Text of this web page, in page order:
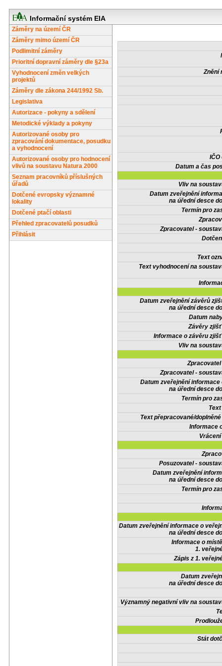
Informační systém EIA
Záměry na území ČR
Záměry mimo území ČR
Podlimitní záměry
Prioritní dopravní záměry dle §23a
Vyhodnocení změn velkých
projektů
Záměry dle zákona 244/1992 Sb.
Legislativa
Autorizace - pokyny a sdělení
Metodické výklady a pokyny
Autorizované osoby pro
zpracování dokumentace, posudku
a vyhodnocení
Autorizované osoby pro hodnocení
vlivů na soustavu Natura 2000
Seznam pracovníků příslušných
úřadů
Dotčené evropsky významné
lokality
Dotčené ptačí oblasti
Přehled zpracovatelů posudků
Přihlásit
Znění
IČO
Datum a čas
Vliv na
Datum zveřejnění
na úřední desce
Termín pro
Zpracovatel -
Text
Text vyhodnocení na
Datum zveřejnění závěrů
na úřední desce
Datum
Závěry
Informace o závěru
Vliv na
Zpracovatel -
Datum zveřejnění informace
na úřední desce
Termín pro
Text přepracované/
Informace
Posuzovatel -
Datum zveřejnění
na úřední desce
Termín pro
Datum zveřejnění informace o
na úřední desce
Informace o
1.
Zápis z 1.
Datum
na úřední desce
Významný negativní vliv na
Stát